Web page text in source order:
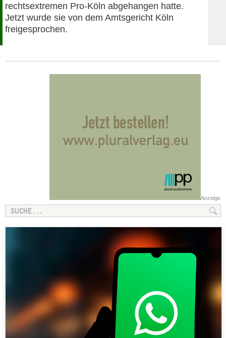
rechtsextremen Pro-Köln abgehangen hatte.
Jetzt wurde sie von dem Amtsgericht Köln
freigesprochen.
Anzeige